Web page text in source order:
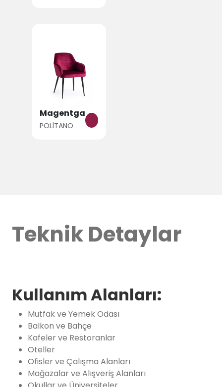
Magentga
POLİTANO
Teknik Detaylar
Kullanım Alanları:
Mutfak ve Yemek Odası
Balkon ve Bahçe
Kafeler ve Restoranlar
Oteller
Ofisler ve Çalışma Alanları
Mağazalar ve Alışveriş Alanları